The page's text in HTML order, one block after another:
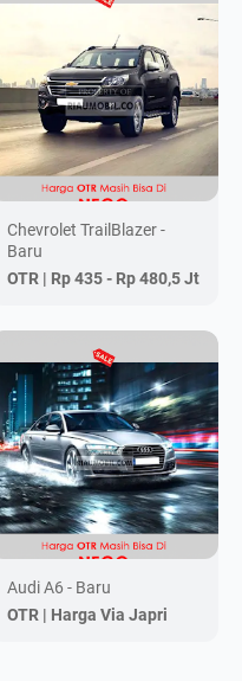
Chevrolet TrailBlazer -
Baru
OTR | Rp 435 - Rp 480,5 Jt
Audi A6 - Baru
OTR | Harga Via Japri